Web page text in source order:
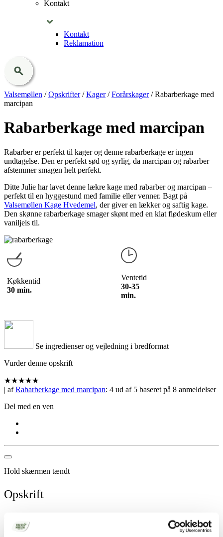
Kontakt
Kontakt
Reklamation
Valsemøllen /Opskrifter/Kager/Forårskager/Rabarberkage med
marcipan
Rabarberkage med marcipan
Rabarber er perfekt til kager og denne rabarberkage er ingen
undtagelse. Den er perfekt sød og syrlig, da marcipan og rabarber
afstemmer smagen helt perfekt.
Ditte Julie har lavet denne lækre kage med rabarber og marcipan –
perfekt til en hyggestund med familie eller venner. Bagt på
Valsemøllen Kage Hvedemel, der giver en lækker og saftig kage.
Den skønne rabarberkage smager skønt med en klat flødeskum eller
vaniljeis til.
Køkkentid
30 min.
Ventetid
30-35
min.
Se ingredienser og vejledning i bredformat
Vurder denne opskrift
★★★★★
| afRabarberkage med marcipan: 4 ud af 5 baseret på 8 anmeldelser
Del med en ven
Hold skærmen tændt
Opskrift